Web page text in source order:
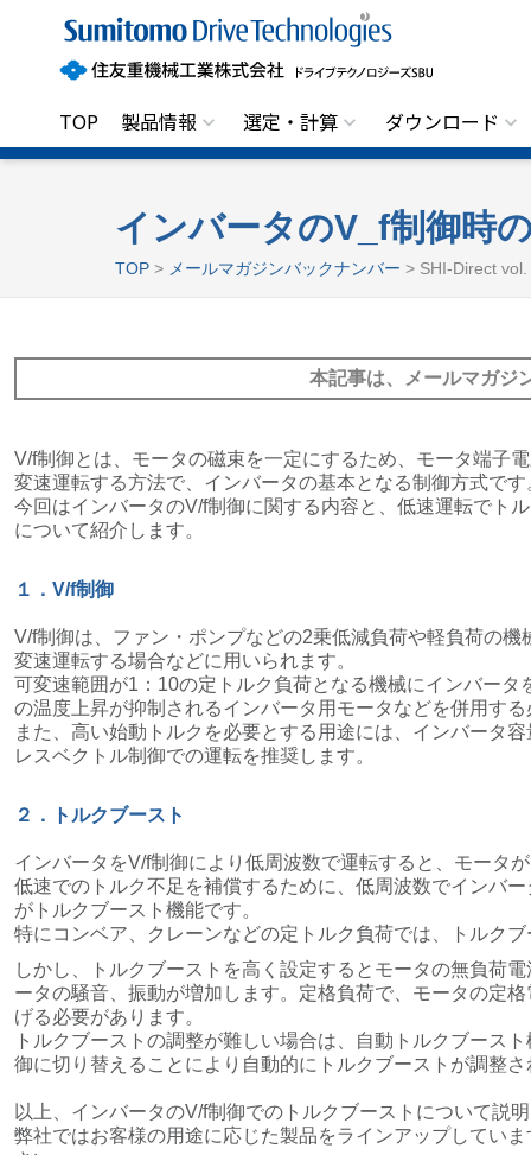
住
友
重
機
工
業
株
ノ
ジ
S
B
U
TOP 製品情報 選定・計算 ダウンロード
インバータのV_f制御時
TOP > メールマガジンバックナンバー > SHI-Direct
本記事は、メールマガジ
V/f制御とは、モータの磁束を一定にするため、モータ端子
変速運転する方法で、インバータの基本となる制御方式です
今回はインバータのV/f制御に関する内容と、低速運転でト
について紹介します。
１．V/f制御
V/f制御は、ファン・ポンプなどの2乗低減負荷や軽負荷の
変速運転する場合などに用いられます。
可変速範囲が1：10の定トルク負荷となる機械にインバー
の温度上昇が抑制されるインバータ用モータなどを併用す
また、高い始動トルクを必要とする用途には、インバータ
レスベクトル制御での運転を推奨します。
２．トルクブースト
インバータをV/f制御により低周波数で運転すると、モータ
低速でのトルク不足を補償するために、低周波数でインバ
がトルクブースト機能です。
特にコンベア、クレーンなどの定トルク負荷では、トルク
しかし、トルクブーストを高く設定するとモータの無負荷
ータの騒音、振動が増加します。定格負荷で、モータの定
げる必要があります。
トルクブーストの調整が難しい場合は、自動トルクブース
御に切り替えることにより自動的にトルクブーストが調整さ
以上、インバータのV/f制御でのトルクブーストについて説
弊社ではお客様の用途に応じた製品をラインアップしてい